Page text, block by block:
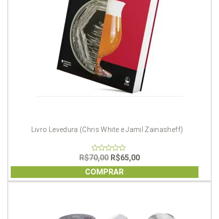
Livro Levedura (Chris White e Jamil Zainasheff)
0
out
of
5
R$70,00 O
preço
original
era:
R$65,00O
preço
é:
COMPRAR